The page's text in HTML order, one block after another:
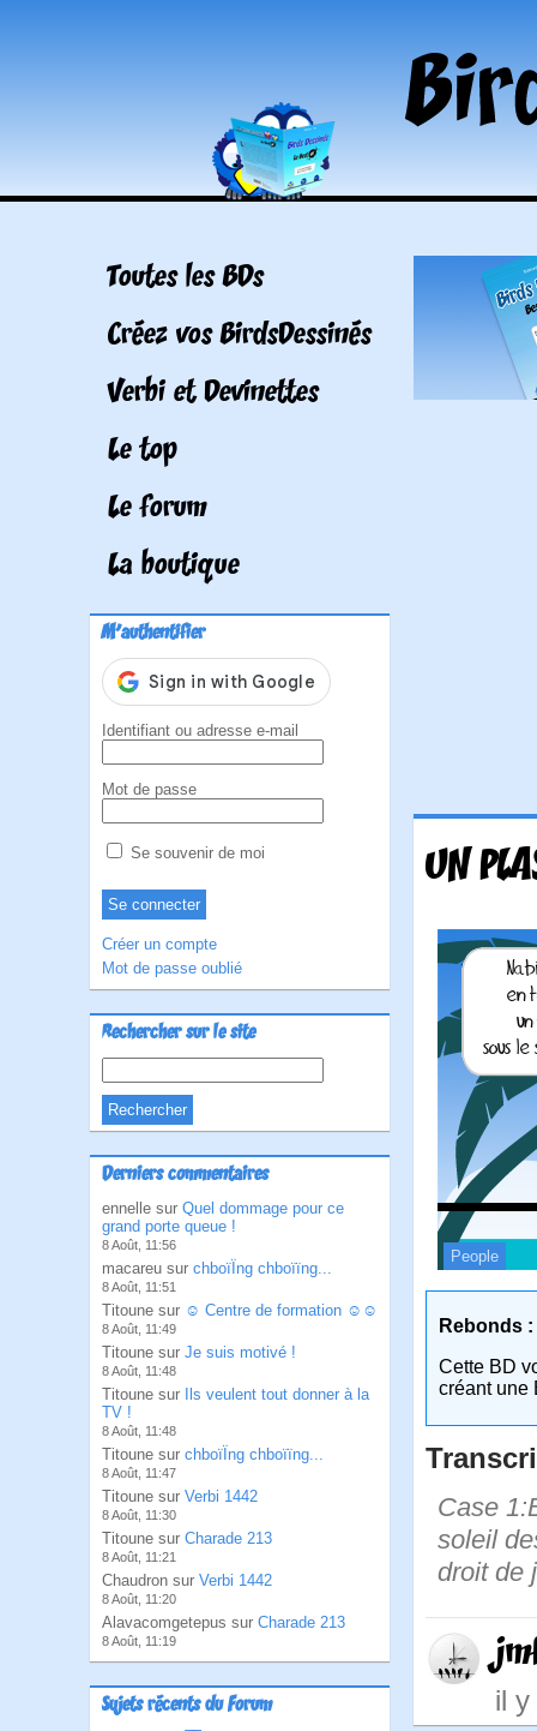
Toutes les BDs
Créez vos BirdsDessinés
Verbi et Devinettes
Le top
Le forum
La boutique
M'authentifier
Identifiant ou adresse e-mail
Mot de passe
Se souvenir de moi
Créer un compte
Mot de passe oublié
Rechercher sur le site
Derniers commentaires
ennelle sur Quel dommage pour ce
grand porte queue !
8 Août, 11:56
macareu sur chboïÏng chboïïng...
8 Août, 11:51
Titoune sur ☺ Centre de formation ☺☺
8 Août, 11:49
Titoune sur Je suis motivé !
8 Août, 11:48
Titoune sur
Ils veulent tout donner à la
TV !
8 Août, 11:48
Titoune sur chboïÏng chboïïng...
8 Août, 11:47
Titoune sur Verbi 1442
8 Août, 11:30
Titoune sur Charade 213
8 Août, 11:21
Chaudron sur Verbi 1442
8 Août, 11:20
Alavacomgetepus sur Charade 213
8 Août, 11:19
Sujets récents du Forum
UN
People
Rebonds :
Cette BD
créant une
Case
soleil
droit de
il